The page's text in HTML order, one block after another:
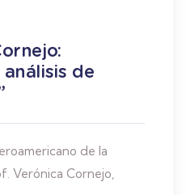
de
de la
Verónica Cornejo,